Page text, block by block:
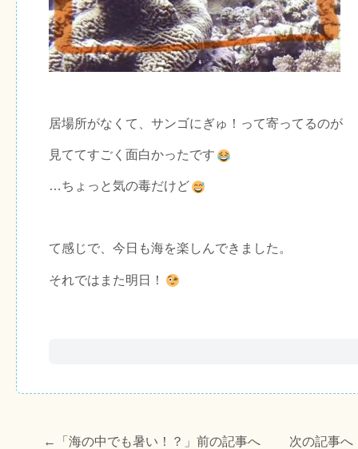
居場所がなくて、サンゴにぎゅ！って寄ってるのが
見ててすごく面白かったです
…ちょっと気の毒だけど
て感じで、今日も海を楽しんできました。
それではまた明日！
←「 海の中でも暑い！？ 」前の記事へ 次の記事へ